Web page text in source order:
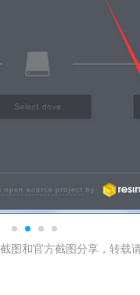
图和官方截图分享，转载